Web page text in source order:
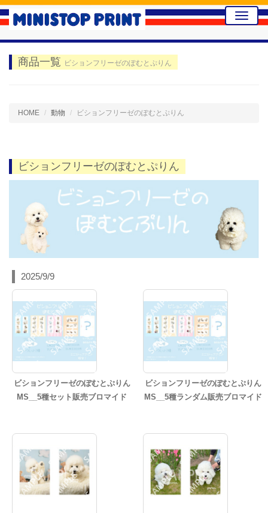
Toggle
商品一覧 ビションフリーゼのぽむとぷりん
HOME 動物 ビションフリーゼのぽむとぷりん
ビションフリーゼのぽむとぷりん
2025/9/9
ビションフリーゼのぽむとぷりん
MS__5種セット販売ブロマイド
ビションフリーゼのぽむとぷりん
MS__5種ランダム販売ブロマイド